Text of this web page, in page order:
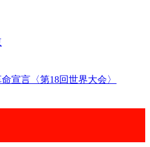
宣言〈第18回世界大会〉